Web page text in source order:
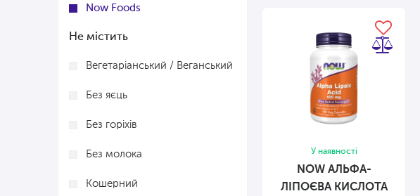
Now Foods
Не містить
Вегетаріанський / Веганський
Без яєць
Без горіхів
Без молока
Кошерний
У наявності
NOW АЛЬФА-
ЛІПОЄВА КИСЛОТА